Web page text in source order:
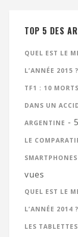
TOP 5 DES
QUEL EST LE
L’ANNÉE 2015 ?
TF1 : 10
DANS UN
ARGENTINE -
LE
vues
QUEL EST LE
L’ANNÉE 2014 ?
LES